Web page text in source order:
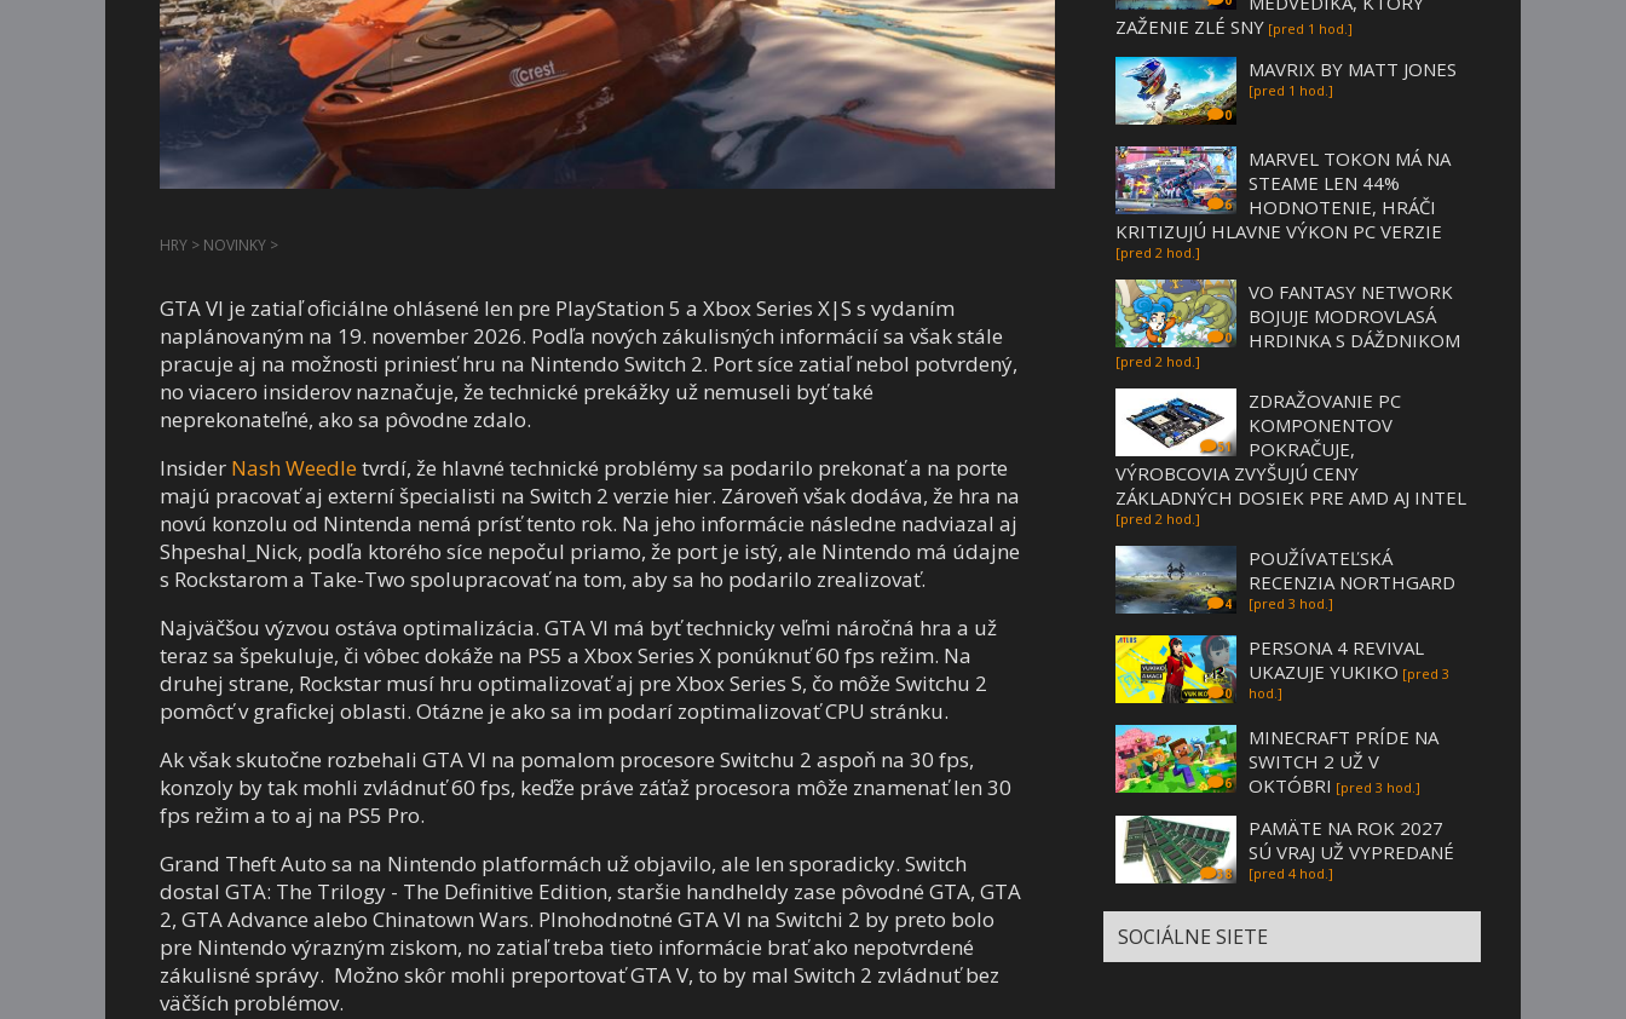
HRY > NOVINKY >
GTA VI je zatiaľ oficiálne ohlásené len pre PlayStation 5 a Xbox Series X|S s vydaním
naplánovaným na 19. november 2026. Podľa nových zákulisných informácií sa však stále
pracuje aj na možnosti priniesť hru na Nintendo Switch 2. Port síce zatiaľ nebol potvrdený,
no viacero insiderov naznačuje, že technické prekážky už nemuseli byť také
neprekonateľné, ako sa pôvodne zdalo.
Insider Nash Weedle tvrdí, že hlavné technické problémy sa podarilo prekonať a na porte
majú pracovať aj externí špecialisti na Switch 2 verzie hier. Zároveň však dodáva, že hra na
novú konzolu od Nintenda nemá prísť tento rok. Na jeho informácie následne nadviazal aj
Shpeshal_Nick, podľa ktorého síce nepočul priamo, že port je istý, ale Nintendo má údajne
s Rockstarom a Take-Two spolupracovať na tom, aby sa ho podarilo zrealizovať.
Najväčšou výzvou ostáva optimalizácia. GTA VI má byť technicky veľmi náročná hra a už
teraz sa špekuluje, či vôbec dokáže na PS5 a Xbox Series X ponúknuť 60 fps režim. Na
druhej strane, Rockstar musí hru optimalizovať aj pre Xbox Series S, čo môže Switchu 2
pomôcť v grafickej oblasti. Otázne je ako sa im podarí zoptimalizovať CPU stránku.
Ak však skutočne rozbehali GTA VI na pomalom procesore Switchu 2 aspoň na 30 fps,
konzoly by tak mohli zvládnuť 60 fps, keďže práve záťaž procesora môže znamenať len 30
fps režim a to aj na PS5 Pro.
Grand Theft Auto sa na Nintendo platformách už objavilo, ale len sporadicky. Switch
dostal GTA: The Trilogy - The Definitive Edition, staršie handheldy zase pôvodné GTA, GTA
2, GTA Advance alebo Chinatown Wars. Plnohodnotné GTA VI na Switchi 2 by preto bolo
pre Nintendo výrazným ziskom, no zatiaľ treba tieto informácie brať ako nepotvrdené
zákulisné správy. Možno skôr mohli preportovať GTA V, to by mal Switch 2 zvládnuť bez
väčších problémov.
ZAŽENIE ZLÉ SNY [pred 1 hod.]
0
MAVRIX BY MATT JONES
[pred 1 hod.]
6
MARVEL TOKON MÁ NA
STEAME LEN 44%
HODNOTENIE, HRÁČI
KRITIZUJÚ HLAVNE VÝKON PC VERZIE
[pred 2 hod.]
0
VO FANTASY NETWORK
BOJUJE MODROVLASÁ
HRDINKA S DÁŽDNIKOM
[pred 2 hod.]
51
ZDRAŽOVANIE PC
KOMPONENTOV
POKRAČUJE,
VÝROBCOVIA ZVYŠUJÚ CENY
ZÁKLADNÝCH DOSIEK PRE AMD AJ INTEL
[pred 2 hod.]
4
POUŽÍVATEĽSKÁ
RECENZIA NORTHGARD
[pred 3 hod.]
0
PERSONA 4 REVIVAL
UKAZUJE YUKIKO [pred 3
hod.]
6
MINECRAFT PRÍDE NA
SWITCH 2 UŽ V
OKTÓBRI [pred 3 hod.]
38
PAMÄTE NA ROK 2027
SÚ VRAJ UŽ VYPREDANÉ
[pred 4 hod.]
SOCIÁLNE SIETE